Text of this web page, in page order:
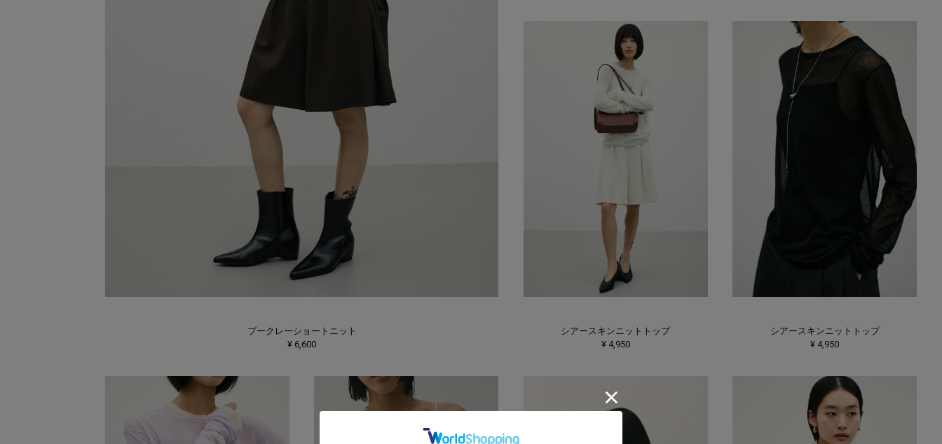
ブークレーショートニット
¥ 6,600
シアースキンニットトップ
¥ 4,950
シアースキンニットトップ
¥ 4,950